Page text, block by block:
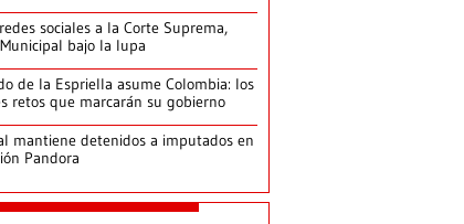
sociales a la Corte Suprema,
bajo la lupa
de la Espriella asume Colombia: los
retos que marcarán su gobierno
mantiene detenidos a imputados en
Pandora